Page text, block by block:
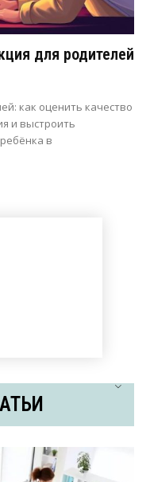
для родителей
как оценить качество
и выстроить
в